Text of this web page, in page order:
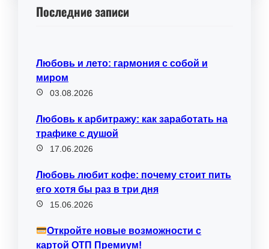
Последние записи
Любовь и лето: гармония с собой и
миром
03.08.2026
Любовь к арбитражу: как заработать на
трафике с душой
17.06.2026
Любовь любит кофе: почему стоит пить
его хотя бы раз в три дня
15.06.2026
Откройте новые возможности с
картой ОТП Премиум!